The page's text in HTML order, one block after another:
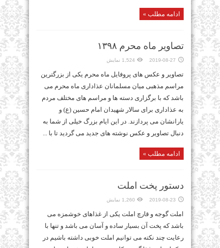
ادامه مطلب »
تصاویر ماه محرم ۱۳۹۸
2019-08-27 1,524 نمایش
تصاویر و عکس های پروفایل ماه محرم یکی از بزرگترین
مراسم مذهبی میان مسلمانان عذاداری ماه محرم می
باشد که با برگزاری دسته ها و مراسم های مختلف مردم
به عذاداری برای سالار شهیدان امام حسین (ع) و
یارانشان می پردازند. در این ایام بزرگ خیلی از شما به
دنبال تصاویر و عکس نوشته های جدید می گردید تا با ...
ادامه مطلب »
دستور پخت املت
2019-08-23 1,260 نمایش
املت گوجه و قارچ املت یکی از غذاهای خوشمزه می
باشد که پخت آن بسیار ساده و آسان می باشد و تنها با
رعایت چند نکته می توانیم املت خوبی داشته باشیم در